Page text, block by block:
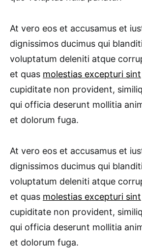
At vero eos et accusamus et
dignissimos ducimus qui
voluptatum deleniti atque
et quas molestias excepturi sint
cupiditate non provident,
qui officia deserunt mollitia
et dolorum fuga.
At vero eos et accusamus et
dignissimos ducimus qui
voluptatum deleniti atque
et quas molestias excepturi sint
cupiditate non provident,
qui officia deserunt mollitia
et dolorum fuga.